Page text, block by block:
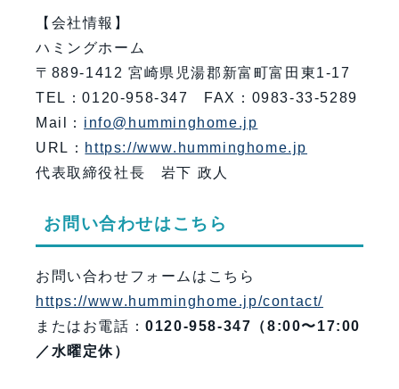
【会社情報】
ハミングホーム
〒889-1412 宮崎県児湯郡新富町富田東1-17
TEL：0120-958-347 FAX：0983-33-5289
Mail： info@humminghome.jp
URL： https://www.humminghome.jp
代表取締役社長 岩下 政人
お問い合わせはこちら
お問い合わせフォームはこちら
https://www.humminghome.jp/contact/
またはお電話：0120-958-347（8:00〜17:00
／水曜定休）